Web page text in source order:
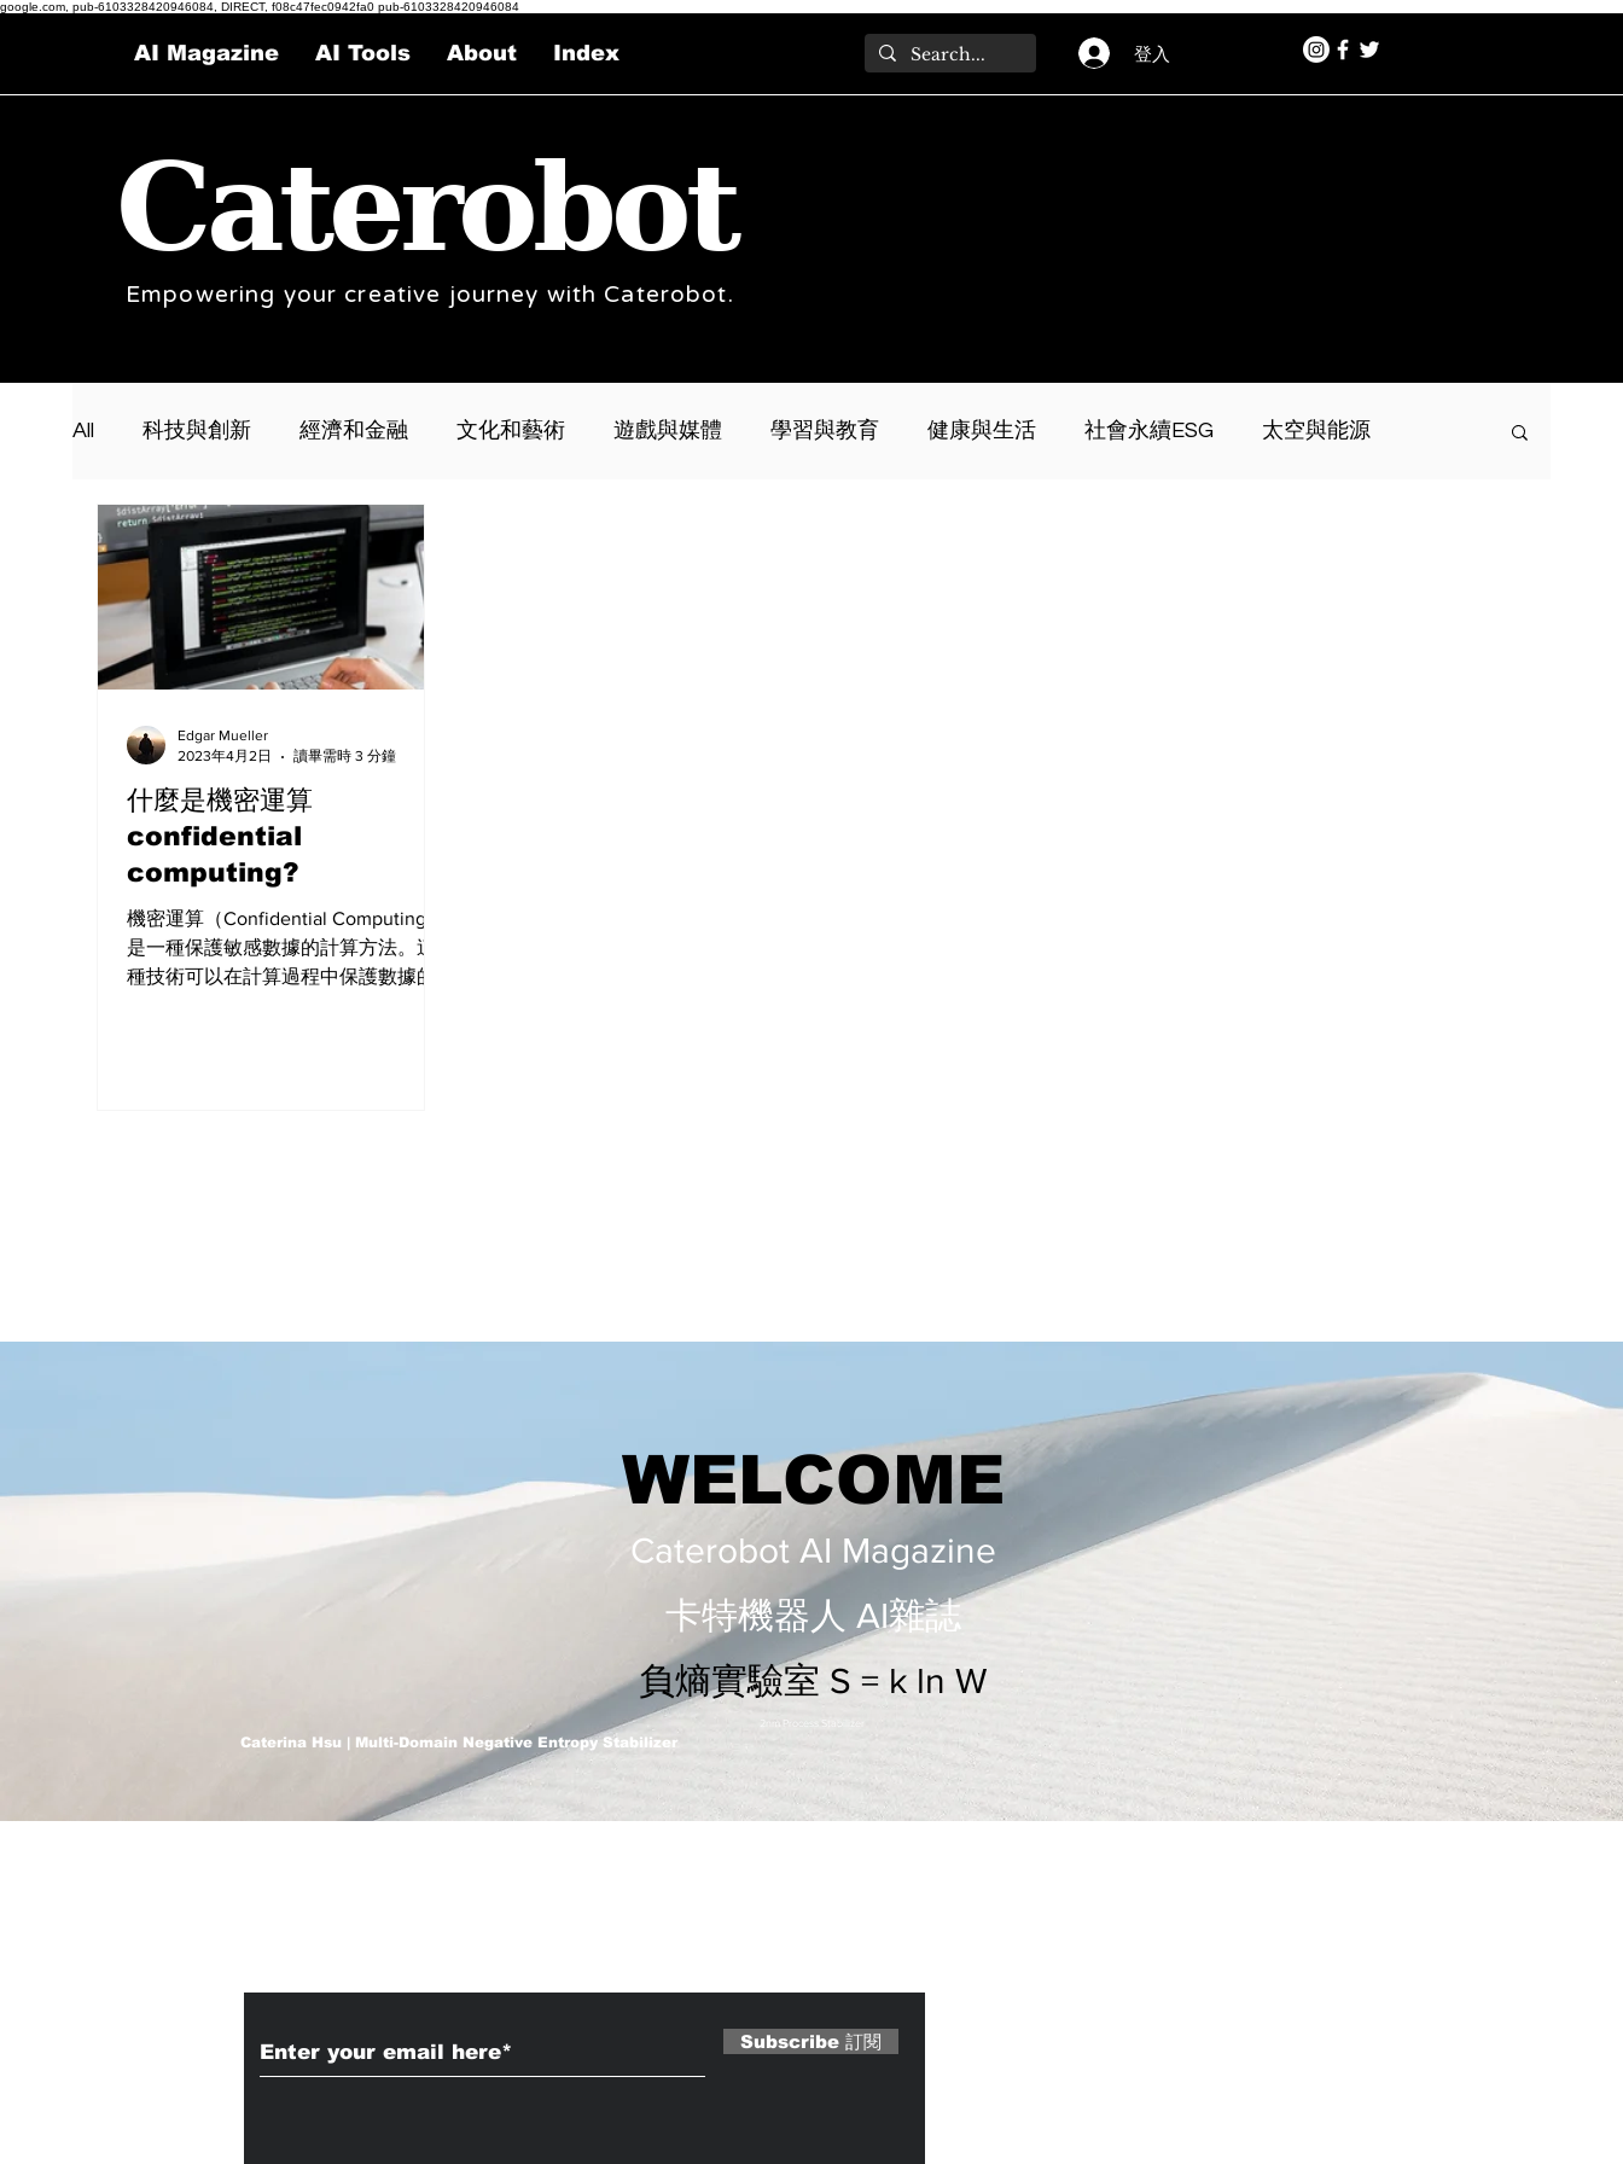
google.com, pub-6103328420946084, DIRECT, f08c47fec0942fa0 pub-6103328420946084
AI Magazine AI Tools About Index 登入
Caterobot
Empowering your creative journey with Caterobot.
All 科技與創新 經濟和金融 文化和藝術 遊戲與媒體 學習與教育 健康與生活 社會永續ESG 太空與能源
什麼是機密運算
confidential
computing?
機密運算（Confidential Computing）
是一種保護敏感數據的計算方法。這
種技術可以在計算過程中保護數據的
Edgar Mueller
2023年4月2日
讀畢需時 3 分鐘
WELCOME
Caterobot AI Magazine
​​卡特機器人 AI雜誌
負熵實驗室 S = k ln W
2nm Process Stabilizer
Caterina Hsu | Multi-Domain Negative Entropy Stabilizer
Subscribe 訂閱